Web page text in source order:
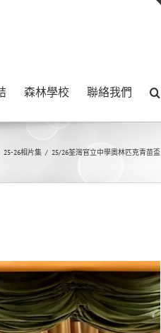
森林學校 聯絡我們
25-26相片集 / 25/26荃灣官立中學奧林匹克青苗盃